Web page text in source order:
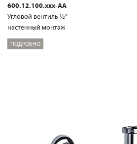
600.12.100.xxx-AA
Угловой вентиль ½“
настенный монтаж
ПОДРОБНО